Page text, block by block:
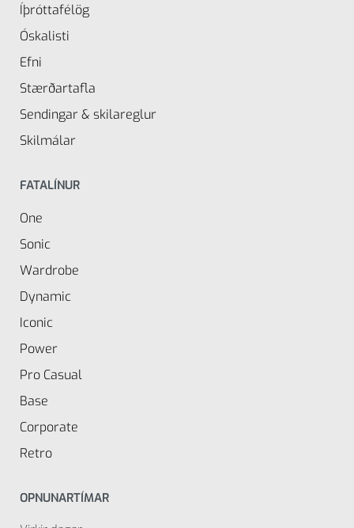
Íþróttafélög
Óskalisti
Efni
Stærðartafla
Sendingar & skilareglur
Skilmálar
FATALÍNUR
One
Sonic
Wardrobe
Dynamic
Iconic
Power
Pro Casual
Base
Corporate
Retro
OPNUNARTÍMAR